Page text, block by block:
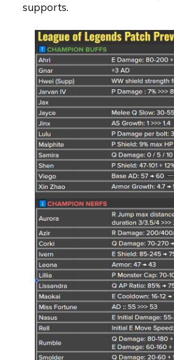
supports.